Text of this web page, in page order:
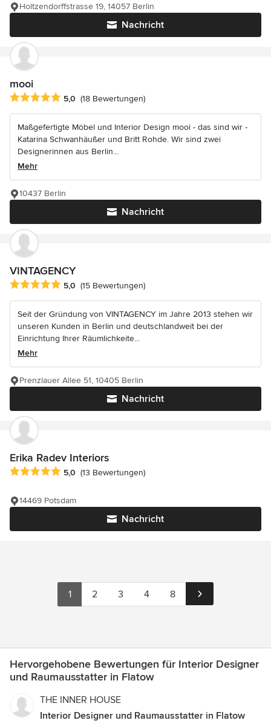
Nachricht
Holtzendorffstrasse 19, 14057 Berlin
mooi
Durchschnittliche Bewertung: 5 von 5 Sternen
5,0 (18 Bewertungen)
Maßgefertigte Möbel und Interior Design mooi - das sind wir -
Katarina Schwanhäußer und Britt Rohde. Wir sind zwei
Designerinnen aus Berlin...
Mehr
Nachricht
10437 Berlin
VINTAGENCY
Durchschnittliche Bewertung: 5 von 5 Sternen
5,0 (15 Bewertungen)
Seit der Gründung von VINTAGENCY im Jahre 2013 stehen wir
unseren Kunden in Berlin und deutschlandweit bei der
Einrichtung Ihrer Räumlichkeite...
Mehr
Nachricht
Prenzlauer Allee 51, 10405 Berlin
Erika Radev Interiors
Durchschnittliche Bewertung: 5 von 5 Sternen
5,0 (13 Bewertungen)
Nachricht
14469 Potsdam
1 2 3 4 8
Hervorgehobene Bewertungen für Interior Designer
und Raumausstatter in Flatow
THE INNER HOUSE
Interior Designer und Raumausstatter in Flatow